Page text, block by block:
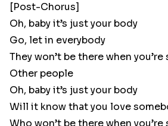
[Post-Chorus]
Oh, baby it’s just your body
Go, let in everybody
They won’t be there when you’re
Other people
Oh, baby it’s just your body
Will it know that you love
Who won’t be there when you’re